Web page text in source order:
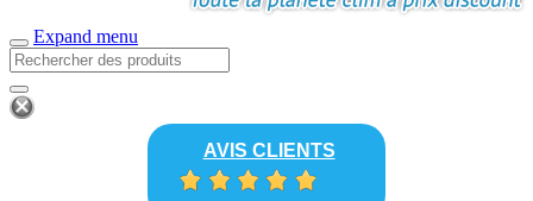
Expand menu
AVIS CLIENTS